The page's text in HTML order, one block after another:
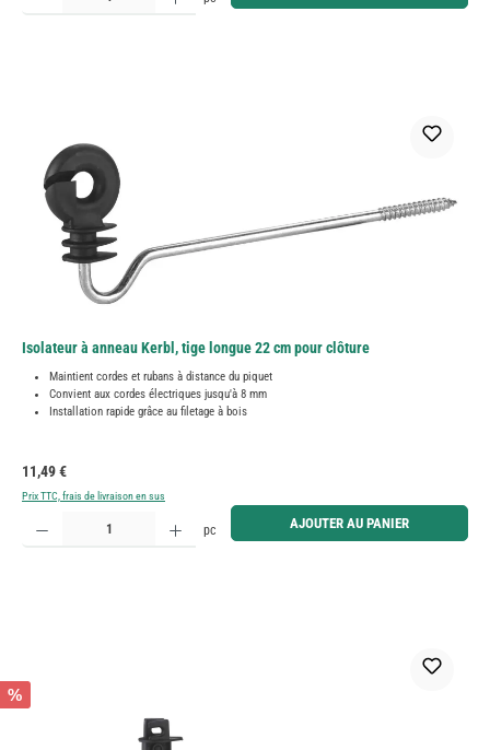
Isolateur à anneau Kerbl, tige longue 22 cm pour clôture
Maintient cordes et rubans à distance du piquet
Convient aux cordes électriques jusqu'à 8 mm
Installation rapide grâce au filetage à bois
Prix régulier :
11,49 €
Prix TTC, frais de livraison en sus
Quantité de produit : Entrez la quantité souhaitée ou utilisez les boutons pour augmenter ou
pc AJOUTER AU PANIER
%